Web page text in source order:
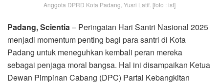
Anggota DPRD Kota Padang, Yusri Latif. [foto : ist]
Padang, Scientia– Peringatan Hari Santri Nasional 2025
menjadi momentum penting bagi para santri di Kota
Padang untuk meneguhkan kembali peran mereka
sebagai penjaga moral bangsa. Hal ini disampaikan Ketua
Dewan Pimpinan Cabang (DPC) Partai Kebangkitan